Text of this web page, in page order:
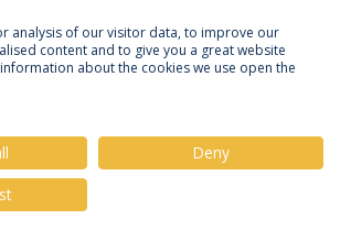
& Conditions Rights of Data Subjects
Universidade Católica Portuguesa
analysis of our visitor data, to improve our
content and to give you a great website
about the cookies we use open the
Deny